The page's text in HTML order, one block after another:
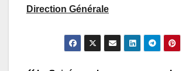
Direction Générale